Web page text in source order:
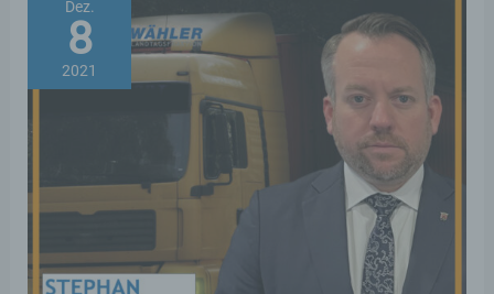
Weihnachtsmarkt-
Dez.
8
2021